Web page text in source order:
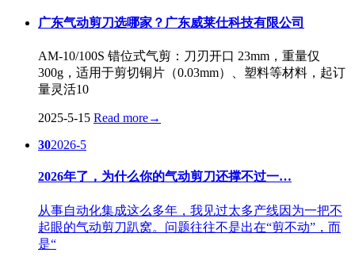
广东气动剪刀选哪家？广东威莱仕科技有限公司
AM-10/100S 错位式气剪：刀刃开口 23mm，重量仅
300g，适用于剪切铜片（0.03mm）、塑料等材料，起订
量灵活10
2025-5-15 Read more→
302026-5
2026年了，为什么你的气动剪刀还撑不过一…
从事自动化集成这么多年，我见过太多产线因为一把不
起眼的气动剪刀趴窝。问题往往不是出在“剪不动”，而
是“